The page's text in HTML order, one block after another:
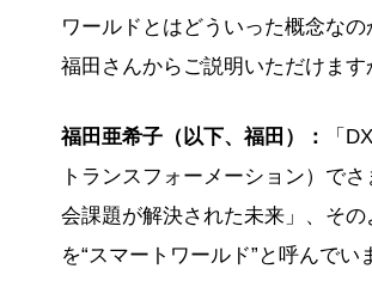
用プラットフォームの実装などが挙
す。
アム化を通じて、GXなどの大規模な
取り組んでいく方針です。
※この要約は生成AIで作成しました
ワールドとはどういった概念なの
福田さんからご説明いただけます
福田亜希子（以下、福田）：
「
トランスフォーメーション）で
会課題が解決された未来」、その
を“スマートワールド”と呼んでい